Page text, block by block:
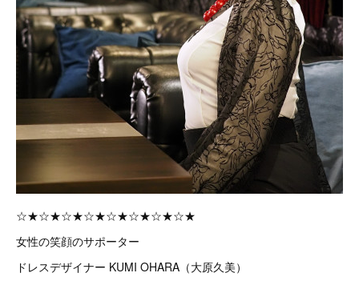
☆★☆★☆★☆★☆★☆★☆★☆★
女性の笑顔のサポーター
ドレスデザイナー KUMI OHARA（大原久美）